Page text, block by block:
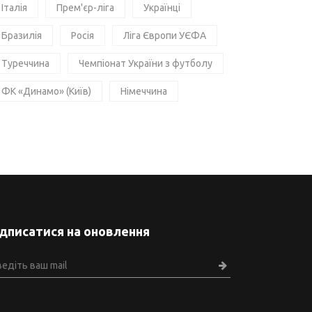
Італія Прем'єр-ліга Українці
Бразилія Росія Ліга Європи УЄФА
Туреччина Чемпіонат України з футболу
ФК «Динамо» (Київ) Німеччина
на оновлення